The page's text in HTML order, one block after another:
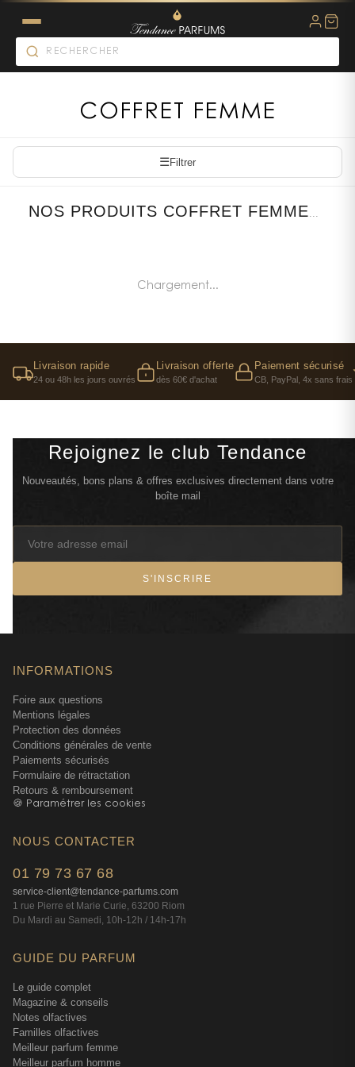
COFFRET FEMME
☰Filtrer
NOS PRODUITS COFFRET FEMME...
Chargement...
Livraison rapide
24 ou 48h les jours ouvrés
Livraison offerte
dès 60€ d'achat
Paiement sécurisé
CB, PayPal, 4x sans frais
Rejoignez le club Tendance
Nouveautés, bons plans & offres exclusives directement dans votre
boîte mail
S'INSCRIRE
INFORMATIONS
Foire aux questions
Mentions légales
Protection des données
Conditions générales de vente
Paiements sécurisés
Formulaire de rétractation
Retours & remboursement
🍪 Paramétrer les cookies
NOUS CONTACTER
01 79 73 67 68
service-client@tendance-parfums.com
1 rue Pierre et Marie Curie, 63200 Riom
Du Mardi au Samedi, 10h-12h / 14h-17h
GUIDE DU PARFUM
Le guide complet
Magazine & conseils
Notes olfactives
Familles olfactives
Meilleur parfum femme
Meilleur parfum homme